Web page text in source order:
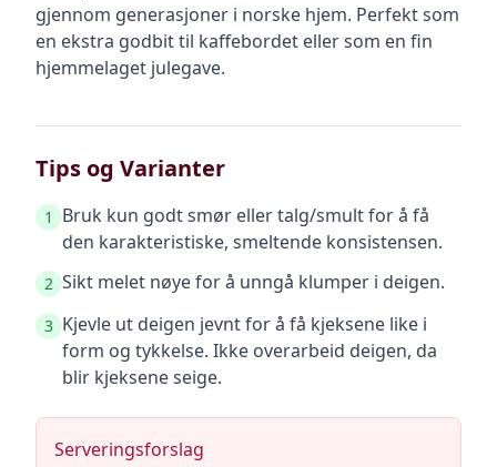
gjennom generasjoner i norske hjem. Perfekt som
en ekstra godbit til kaffebordet eller som en fin
hjemmelaget julegave.
Tips og Varianter
1
Bruk kun godt smør eller talg/smult for å få
den karakteristiske, smeltende konsistensen.
2 Sikt melet nøye for å unngå klumper i deigen.
3 Kjevle ut deigen jevnt for å få kjeksene like i
form og tykkelse. Ikke overarbeid deigen, da
blir kjeksene seige.
Serveringsforslag